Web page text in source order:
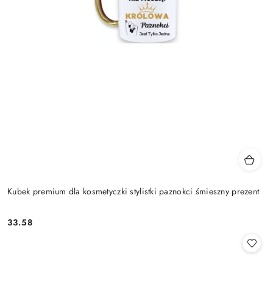
Kubek premium dla kosmetyczki stylistki paznokci śmieszny prezent
Cena:
33.58